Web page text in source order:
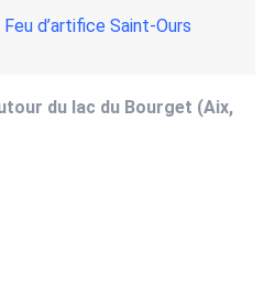
Feu d’artifice Saint-Ours
du lac du Bourget (Aix,